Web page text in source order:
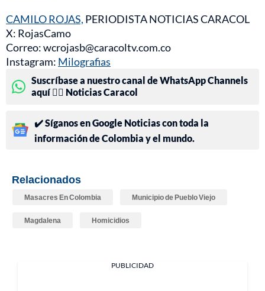
CAMILO ROJAS, PERIODISTA NOTICIAS CARACOL
X: RojasCamo
Correo: wcrojasb@caracoltv.com.co
Instagram: Milografias
Suscríbase a nuestro canal de WhatsApp Channels
aquí 👉🏻 Noticias Caracol
✔️ Síganos en Google Noticias con toda la
información de Colombia y el mundo.
Relacionados
Masacres En Colombia Municipio de Pueblo Viejo
Magdalena Homicidios
PUBLICIDAD